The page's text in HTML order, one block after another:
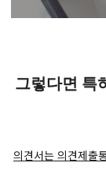
그렇다면 특
의견서는 의견제출